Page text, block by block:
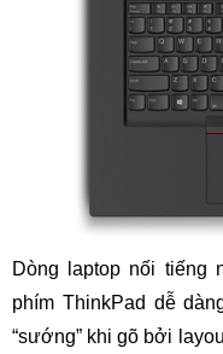
Dòng laptop nối tiếng
phím ThinkPad dễ
“sướng” khi gõ bởi